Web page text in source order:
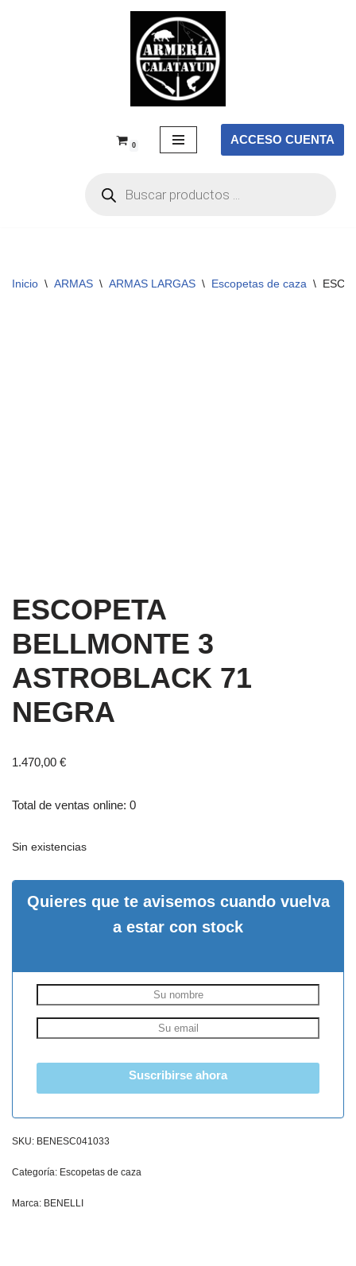
0 ACCESO CUENTA
Inicio \ ARMAS \ ARMAS LARGAS \ Escopetas de caza \
ESCOPETA
BELLMONTE 3
ASTROBLACK 71
NEGRA
1.470,00 €
Total de ventas online: 0
Sin existencias
Quieres que te avisemos cuando vuelva
a estar con stock
Suscribirse ahora
SKU: BENESC041033
Categoría: Escopetas de caza
Marca: BENELLI